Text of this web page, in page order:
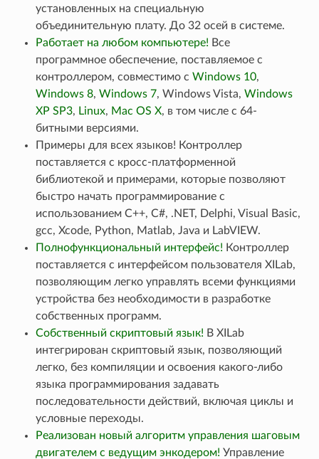
установленных на специальную
объединительную плату. До 32 осей в системе.
Работает на любом компьютере! Все
программное обеспечение, поставляемое с
контроллером, совместимо с Windows 10,
Windows 8, Windows 7, Windows Vista, Windows
XP SP3, Linux, Mac OS X, в том числе с 64-
битными версиями.
Примеры для всех языков! Контроллер
поставляется с кросс-платформенной
библиотекой и примерами, которые позволяют
быстро начать программирование с
использованием C++, C#, .NET, Delphi, Visual Basic,
gcc, Xcode, Python, Matlab, Java и LabVIEW.
Полнофункциональный интерфейс! Контроллер
поставляется с интерфейсом пользователя XILab,
позволяющим легко управлять всеми функциями
устройства без необходимости в разработке
собственных программ.
Собственный скриптовый язык! В XILab
интегрирован скриптовый язык, позволяющий
легко, без компиляции и освоения какого-либо
языка программирования задавать
последовательности действий, включая циклы и
условные переходы.
Реализован новый алгоритм управления шаговым
двигателем с ведущим энкодером! Управление